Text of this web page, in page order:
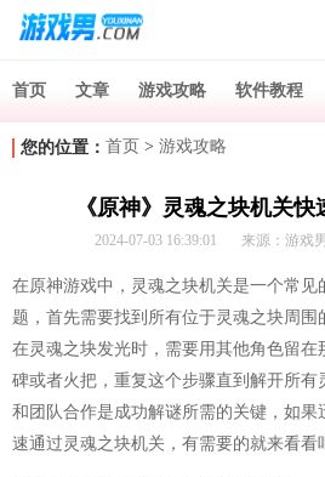
首页 文章 游戏攻略 软件教程
您的位置： 首页 > 游戏攻略
《原神》灵魂之块机关
2024-07-03 16:39:01 来源：游戏男
在原神游戏中，灵魂之块机关是一个常
题，首先需要找到所有位于灵魂之块周围
在灵魂之块发光时，需要用其他角色留在
碑或者火把，重复这个步骤直到解开所有
和团队合作是成功解谜所需的关键，如果
速通过灵魂之块机关，有需要的就来看看